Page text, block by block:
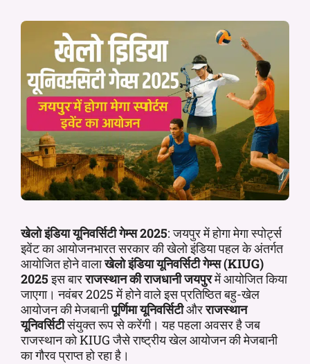
खेलो इंडिया यूनिवर्सिटी गेम्स 2025: जयपुर में होगा मेगा स्पोर्ट्स
इवेंट का आयोजनभारत सरकार की खेलो इंडिया पहल के अंतर्गत
आयोजित होने वालाखेलो इंडिया यूनिवर्सिटी गेम्स (KIUG)
2025इस बारराजस्थान की राजधानी जयपुरमें आयोजित किया
जाएगा। नवंबर 2025 में होने वाले इस प्रतिष्ठित बहु-खेल
आयोजन की मेजबानीपूर्णिमा यूनिवर्सिटीऔरराजस्थान
यूनिवर्सिटीसंयुक्त रूप से करेंगी। यह पहला अवसर है जब
राजस्थान को KIUG जैसे राष्ट्रीय खेल आयोजन की मेजबानी
का गौरव प्राप्त हो रहा है।